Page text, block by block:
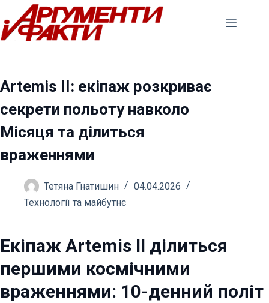
Перейти
до
вмісту
Artemis II: екіпаж розкриває
секрети польоту навколо
Місяця та ділиться
враженнями
Тетяна Гнатишин
04.04.2026
Технології та майбутнє
Екіпаж Artemis II ділиться
першими космічними
враженнями: 10-денний політ